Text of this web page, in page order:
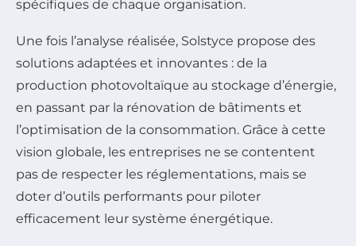
spécifiques de chaque organisation.
Une fois l’analyse réalisée, Solstyce propose des
solutions adaptées et innovantes : de la
production photovoltaïque au stockage d’énergie,
en passant par la rénovation de bâtiments et
l’optimisation de la consommation. Grâce à cette
vision globale, les entreprises ne se contentent
pas de respecter les réglementations, mais se
doter d’outils performants pour piloter
efficacement leur système énergétique.